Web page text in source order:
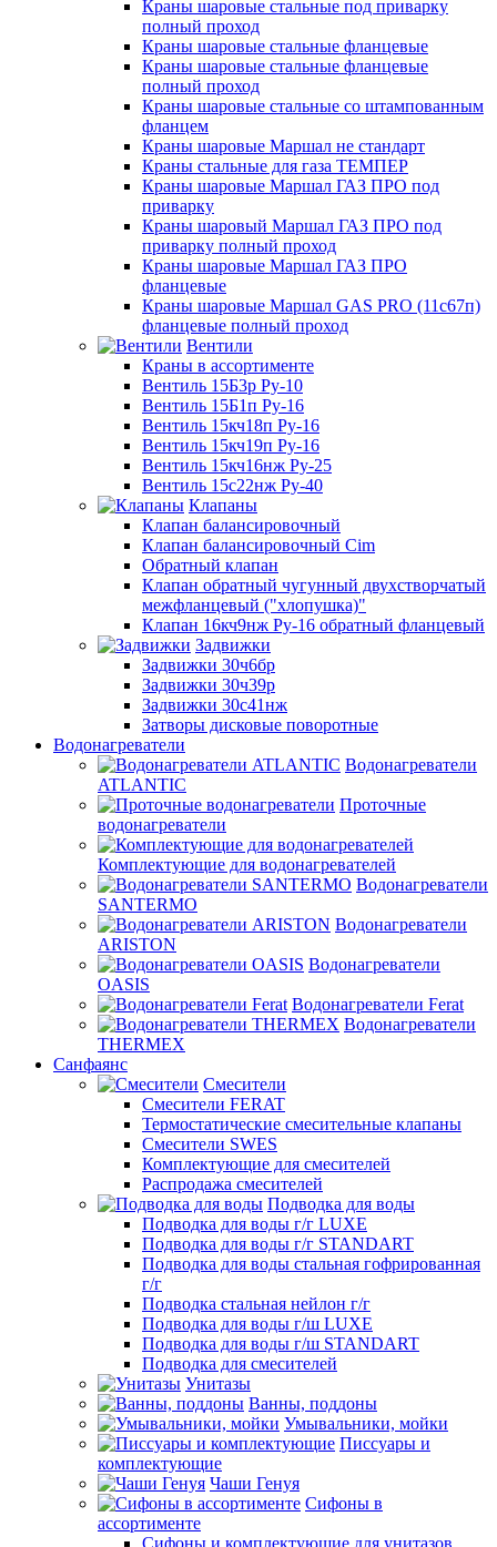
Краны шаровые стальные под приварку
полный проход
Краны шаровые стальные фланцевые
Краны шаровые стальные фланцевые
полный проход
Краны шаровые стальные со штампованным
фланцем
Краны шаровые Маршал не стандарт
Краны стальные для газа ТЕМПЕР
Краны шаровые Маршал ГАЗ ПРО под
приварку
Краны шаровый Маршал ГАЗ ПРО под
приварку полный проход
Краны шаровые Маршал ГАЗ ПРО
фланцевые
Краны шаровые Маршал GAS PRO (11с67п)
фланцевые полный проход
Вентили
Краны в ассортименте
Вентиль 15Б3р Ру-10
Вентиль 15Б1п Ру-16
Вентиль 15кч18п Ру-16
Вентиль 15кч19п Ру-16
Вентиль 15кч16нж Ру-25
Вентиль 15с22нж Ру-40
Клапаны
Клапан балансировочный
Клапан балансировочный Cim
Обратный клапан
Клапан обратный чугунный двухстворчатый
межфланцевый ("хлопушка)"
Клапан 16кч9нж Ру-16 обратный фланцевый
Задвижки
Задвижки 30ч6бр
Задвижки 30ч39р
Задвижки 30с41нж
Затворы дисковые поворотные
Водонагреватели
Водонагреватели
ATLANTIC
Проточные
водонагреватели
Комплектующие для водонагревателей
Водонагреватели
SANTERMO
Водонагреватели
ARISTON
Водонагреватели
OASIS
Водонагреватели Ferat
Водонагреватели
THERMEX
Санфаянс
Смесители
Смесители FERAT
Термостатические смесительные клапаны
Смесители SWES
Комплектующие для смесителей
Распродажа смесителей
Подводка для воды
Подводка для воды г/г LUXE
Подводка для воды г/г STANDART
Подводка для воды стальная гофрированная
г/г
Подводка стальная нейлон г/г
Подводка для воды г/ш LUXE
Подводка для воды г/ш STANDART
Подводка для смесителей
Унитазы
Ванны, поддоны
Умывальники, мойки
Писсуары и
комплектующие
Чаши Генуя
Сифоны в
ассортименте
Сифоны и комплектующие для унитазов